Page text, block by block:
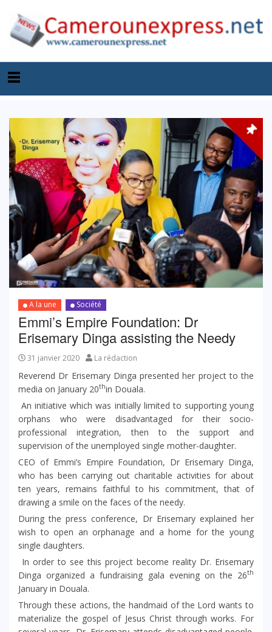
A la une Société
Emmi’s Empire Foundation: Dr
Erisemary Dinga assisting the Needy
31 janvier 2020 La rédaction
Reverend Dr Erisemary Dinga presented her project to the
media on January 20thin Douala.
An initiative which was initially limited to supporting young
orphans who were disadvantaged for their socio-
professional integration, then to the support and
supervision of the unemployed single mother-daughter.
CEO of Emmi’s Empire Foundation, Dr Erisemary Dinga,
who has been carrying out charitable activities for about
ten years, remains faithful to his commitment, that of
drawing a smile on the faces of the needy.
During the press conference, Dr Erisemary explained her
wish to open an orphanage and a home for the young
single daughters.
In order to see this project become reality Dr. Erisemary
Dinga organized a fundraising gala evening on the 26th
January in Douala.
Through these actions, the handmaid of the Lord wants to
materialize the gospel of Jesus Christ through works. For